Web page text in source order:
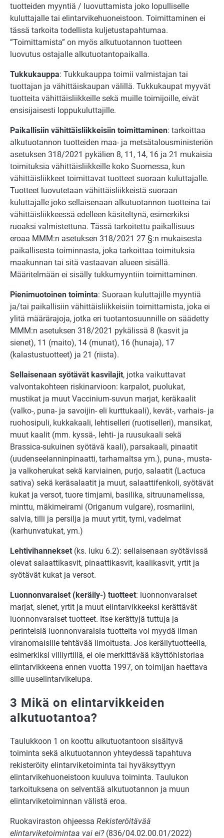
tuotteiden myyntiä / luovuttamista joko lopulliselle
kuluttajalle tai elintarvikehuoneistoon. Toimittaminen ei
tässä tarkoita todellista kuljetustapahtumaa.
”Toimittamista” on myös alkutuotannon tuotteen
luovutus ostajalle alkutuotantopaikalla.
Tukkukauppa: Tukkukauppa toimii valmistajan tai
tuottajan ja vähittäiskaupan välillä. Tukkukaupat myyvät
tuotteita vähittäisliikkeille sekä muille toimijoille, eivät
ensisijaisesti loppukuluttajille.
Paikallisiin vähittäisliikkeisiin toimittaminen: tarkoittaa
alkutuotannon tuotteiden maa- ja metsätalousministeriön
asetuksen 318/2021 pykälien 8, 11, 14, 16 ja 21 mukaisia
toimituksia vähittäisliikkeille koko Suomessa, kun
vähittäisliikkeet toimittavat tuotteet suoraan kuluttajalle.
Tuotteet luovutetaan vähittäisliikkeistä suoraan
kuluttajalle joko sellaisenaan alkutuotannon tuotteina tai
vähittäisliikkeessä edelleen käsiteltynä, esimerkiksi
ruoaksi valmistettuna. Tässä tarkoitettu paikallisuus
eroaa MMM:n asetuksen 318/2021 27 §:n mukaisesta
paikallisesta toiminnasta, joka tarkoittaa toimituksia
maakunnan tai sitä vastaavan alueen sisällä.
Määritelmään ei sisälly tukkumyyntiin toimittaminen.
Pienimuotoinen toiminta: Suoraan kuluttajille myyntiä
ja/tai paikallisiin vähittäisliikkeisiin toimittamista, joka ei
ylitä määrärajoja, jotka eri tuotantosuunnille on säädetty
MMM:n asetuksen 318/2021 pykälissä 8 (kasvit ja
sienet), 11 (maito), 14 (munat), 16 (hunaja), 17
(kalastustuotteet) ja 21 (riista).
Sellaisenaan syötävät kasvilajit, jotka vaikuttavat
valvontakohteen riskinarvioon: karpalot, puolukat,
mustikat ja muut Vaccinium-suvun marjat, keräkaalit
(valko-, puna- ja savoijin- eli kurttukaali), kevät-, varhais- ja
ruohosipuli, kukkakaali, lehtiselleri (ruotiselleri), mansikat,
muut kaalit (mm. kyssä-, lehti- ja ruusukaali sekä
Brassica-sukuinen syötävä kaali), parsakaali, pinaatit
(uudenseelanninpinaatti, tarhamaltsa ym.), puna-, musta-
ja valkoherukat sekä karviainen, purjo, salaatit (Lactuca
sativa) sekä keräsalaatit ja muut, salaattifenkoli, syötävät
kukat ja versot, tuore timjami, basilika, sitruunamelissa,
minttu, mäkimeirami (Origanum vulgare), rosmariini,
salvia, tilli ja persilja ja muut yrtit, tyrni, vadelmat
(karhunvatukat, ym.)
Lehtivihannekset (ks. luku 6.2): sellaisenaan syötävissä
olevat salaattikasvit, pinaattikasvit, kaalikasvit, yrtit ja
syötävät kukat ja versot.
Luonnonvaraiset (keräily-) tuotteet: luonnonvaraiset
marjat, sienet, yrtit ja muut elintarvikkeeksi kerättävät
luonnonvaraiset tuotteet. Itse kerättyjä tuttuja ja
perinteisiä luonnonvaraisia tuotteita voi myydä ilman
viranomaisille tehtävää ilmoitusta. Jos keräilytuotteella,
esimerkiksi villiyrtillä, ei ole merkittävää käyttöhistoriaa
elintarvikkeena ennen vuotta 1997, on toimijan haettava
sille uuselintarvikelupa.
3 Mikä on elintarvikkeiden
alkutuotantoa?
Taulukkoon 1 on koottu alkutuotantoon sisältyvä
toiminta sekä alkutuotannon yhteydessä tapahtuva
rekisteröity elintarviketoiminta tai hyväksyttyyn
elintarvikehuoneistoon kuuluva toiminta. Taulukon
tarkoituksena on selventää alkutuotannon ja muun
elintarviketoiminnan välistä eroa.
Ruokaviraston ohjeessa Rekisteröitävää
elintarviketoimintaa vai ei?(836/04.02.00.01/2022)